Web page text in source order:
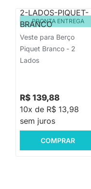
PRONTA ENTREGA
Veste para Berço
Piquet Branco - 2
Lados
R$ 139,88
10x de R$ 13,98
sem juros
COMPRAR